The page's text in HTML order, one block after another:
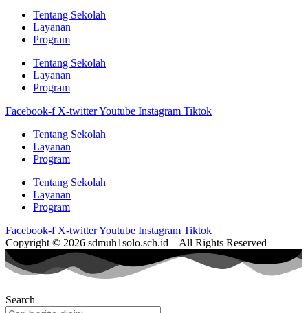
Tentang Sekolah
Layanan
Program
Tentang Sekolah
Layanan
Program
Facebook-f X-twitterYoutube Instagram Tiktok
Tentang Sekolah
Layanan
Program
Tentang Sekolah
Layanan
Program
Facebook-f X-twitterYoutube Instagram Tiktok
Copyright © 2026 sdmuh1solo.sch.id – All Rights Reserved
Search